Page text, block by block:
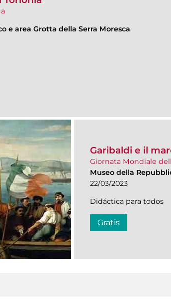
e area Grotta della Serra Moresca
Garibaldi e il
Giornata Mondiale
Museo della
22/03/2023
Didáctica para todos
Gratis